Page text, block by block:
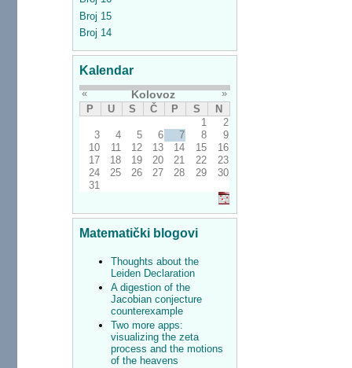
Broj 15
Broj 14
Kalendar
« Kolovoz
»
P
U S Č P S
N
1
2
3
4 5 6 7 8
9
10
11 12 13 14 15
16
17
18 19 20 21 22
23
24
25 26 27 28 29
30
31
Matematički blogovi
Thoughts about the
Leiden Declaration
A digestion of the
Jacobian conjecture
counterexample
Two more apps:
visualizing the zeta
process and the motions
of the heavens